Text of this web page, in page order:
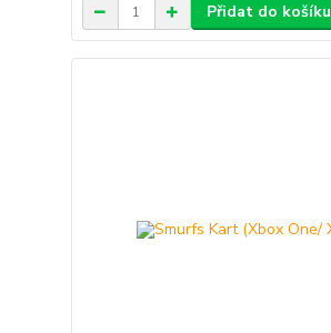
Přidat do košíku